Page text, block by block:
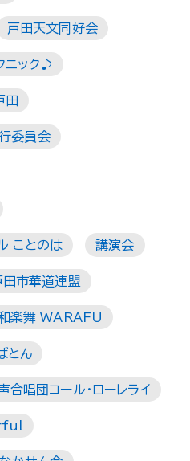
戸田天文同好会
ニック♪
田
委員会
ことのは 講演会
田市華道連盟
楽舞 WARAFU
とん
合唱団コール・ローレライ